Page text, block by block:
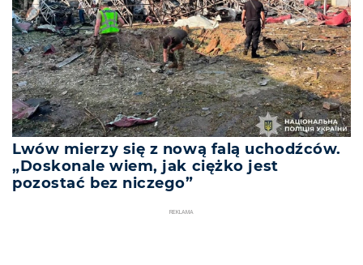
Lwów mierzy się z nową falą uchodźców.
„Doskonale wiem, jak ciężko jest
pozostać bez niczego”
REKLAMA